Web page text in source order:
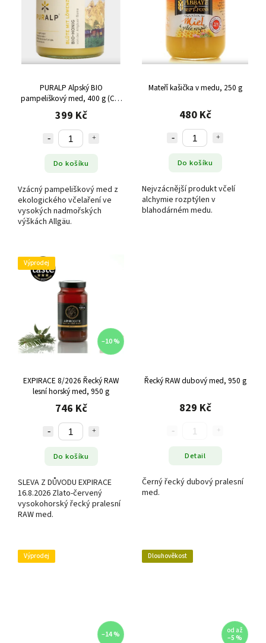
PURALP Alpský BIO
pampeliškový med, 400 g (CZ-
BIO-002)
399 Kč
Do košíku
Vzácný pampeliškový med z
ekologického včelaření ve
vysokých nadmořských
výškách Allgäu.
Mateří kašička v medu, 250 g
480 Kč
Do košíku
Nejvzácnější produkt včelí
alchymie rozptýlen v
blahodárném medu.
Výprodej
–10 %
EXPIRACE 8/2026 Řecký RAW
lesní horský med, 950 g
746 Kč
Do košíku
SLEVA Z DŮVODU EXPIRACE
16.8.2026 Zlato-červený
vysokohorský řecký pralesní
RAW med.
Řecký RAW dubový med, 950 g
829 Kč
Detail
Černý řecký dubový pralesní
med.
Výprodej
–14 %
Dlouhověkost
od až
–5 %